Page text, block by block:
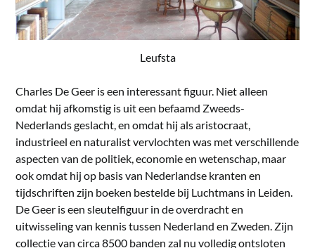
Leufsta
Charles De Geer is een interessant figuur. Niet alleen
omdat hij afkomstig is uit een befaamd Zweeds-
Nederlands geslacht, en omdat hij als aristocraat,
industrieel en naturalist vervlochten was met verschillende
aspecten van de politiek, economie en wetenschap, maar
ook omdat hij op basis van Nederlandse kranten en
tijdschriften zijn boeken bestelde bij Luchtmans in Leiden.
De Geer is een sleutelfiguur in de overdracht en
uitwisseling van kennis tussen Nederland en Zweden. Zijn
collectie van circa 8500 banden zal nu volledig ontsloten